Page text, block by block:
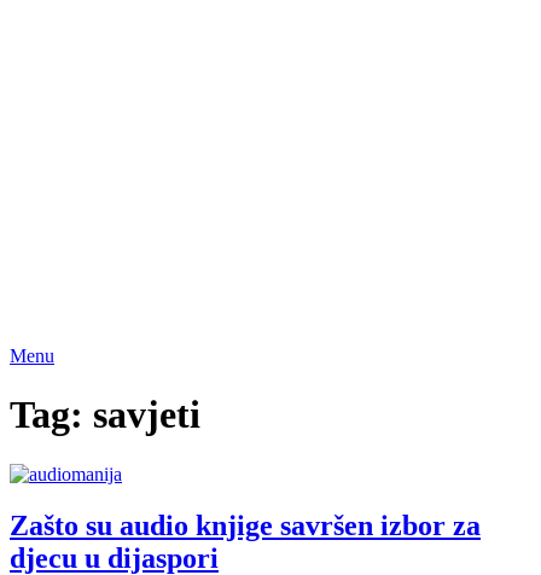
Menu
Tag: savjeti
Zašto su audio knjige savršen izbor za
djecu u dijaspori